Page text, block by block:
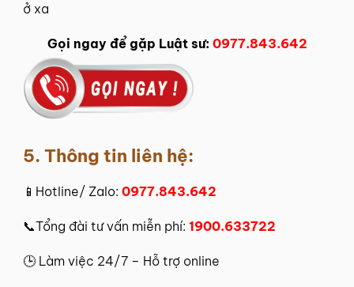
ở xa
Gọi ngay để gặp Luật sư: 0977.843.642
5. Thông tin liên hệ:
📱Hotline/ Zalo: 0977.843.642
📞Tổng đài tư vấn miễn phí: 1900.633722
🕒 Làm việc 24/7 – Hỗ trợ online